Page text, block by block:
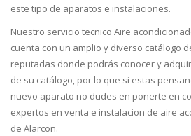
este tipo de aparatos e instalaciones.
Nuestro servicio tecnico Aire
cuenta con un amplio y diverso catálogo
reputadas donde podrás conocer y
de su catálogo, por lo que si estas
nuevo aparato no dudes en ponerte en
expertos en venta e instalacion de aire
de Alarcon.